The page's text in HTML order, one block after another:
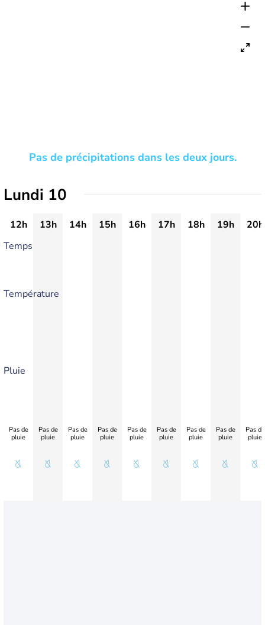
Pas de précipitations dans les deux jours.
Lundi 10
12h 13h 14h 15h 16h 17h 18h 19h
20h
Temps
Température
Pluie
Pas de
pluie
Pas de
pluie
Pas de
pluie
Pas de
pluie
Pas de
pluie
Pas de
pluie
Pas de
pluie
Pas de
pluie
Pas de
pluie